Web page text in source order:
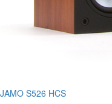
JAMO S526 HCS